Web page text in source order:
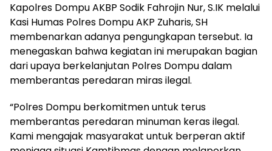
Kapolres Dompu AKBP Sodik Fahrojin Nur, S.IK melalui
Kasi Humas Polres Dompu AKP Zuharis, SH
membenarkan adanya pengungkapan tersebut. Ia
menegaskan bahwa kegiatan ini merupakan bagian
dari upaya berkelanjutan Polres Dompu dalam
memberantas peredaran miras ilegal.
“Polres Dompu berkomitmen untuk terus
memberantas peredaran minuman keras ilegal.
Kami mengajak masyarakat untuk berperan aktif